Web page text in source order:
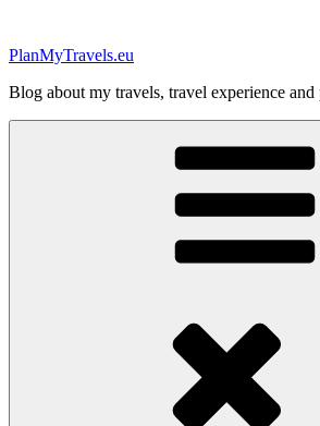
treści
PlanMyTravels.eu
Blog about my travels, travel experience